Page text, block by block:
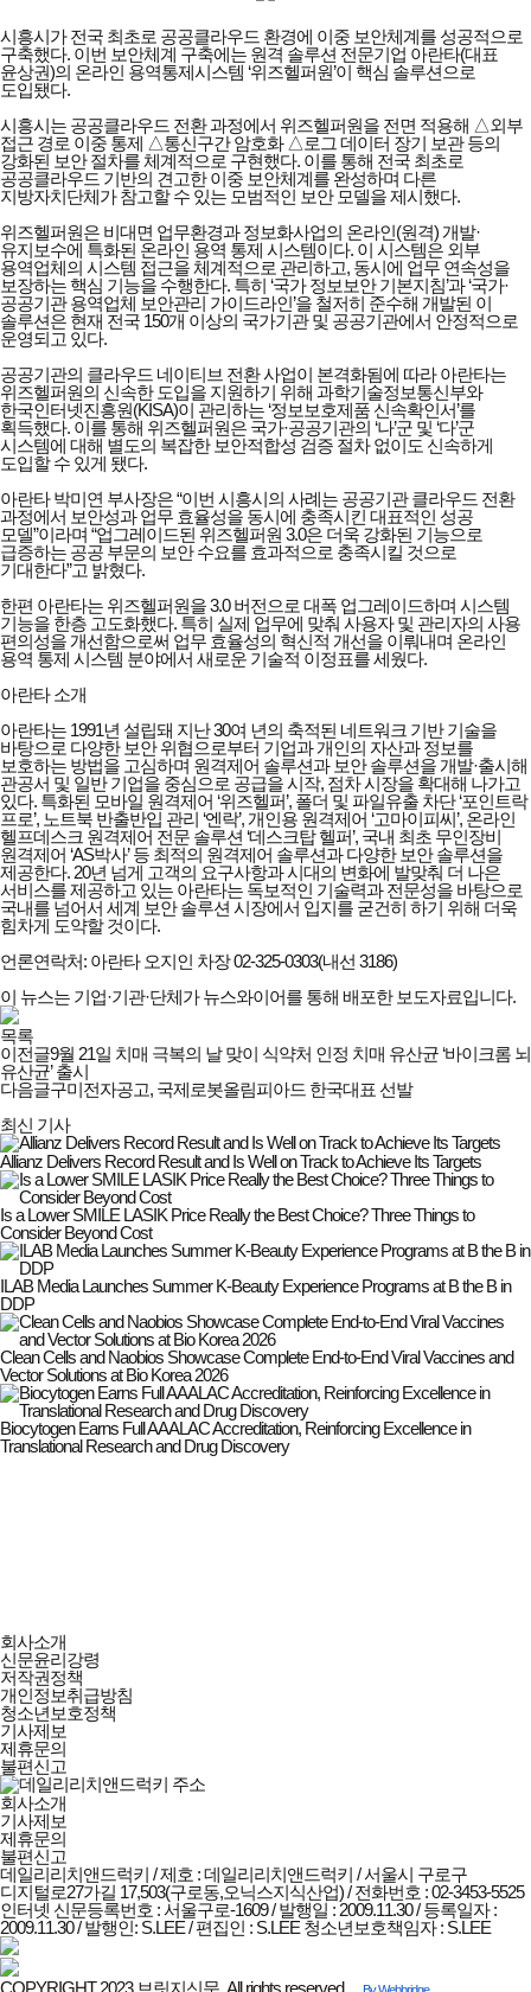
시흥시가 전국 최초로 공공클라우드 환경에 이중 보안체계를 성공적으로
구축했다. 이번 보안체계 구축에는 원격 솔루션 전문기업 아란타(대표
윤상권)의 온라인 용역통제시스템 ‘위즈헬퍼원’이 핵심 솔루션으로
도입됐다.
시흥시는 공공클라우드 전환 과정에서 위즈헬퍼원을 전면 적용해 △외부
접근 경로 이중 통제 △통신구간 암호화 △로그 데이터 장기 보관 등의
강화된 보안 절차를 체계적으로 구현했다. 이를 통해 전국 최초로
공공클라우드 기반의 견고한 이중 보안체계를 완성하며 다른
지방자치단체가 참고할 수 있는 모범적인 보안 모델을 제시했다.
위즈헬퍼원은 비대면 업무환경과 정보화사업의 온라인(원격) 개발·
유지보수에 특화된 온라인 용역 통제 시스템이다. 이 시스템은 외부
용역업체의 시스템 접근을 체계적으로 관리하고, 동시에 업무 연속성을
보장하는 핵심 기능을 수행한다. 특히 ‘국가 정보보안 기본지침’과 ‘국가·
공공기관 용역업체 보안관리 가이드라인’을 철저히 준수해 개발된 이
솔루션은 현재 전국 150개 이상의 국가기관 및 공공기관에서 안정적으로
운영되고 있다.
공공기관의 클라우드 네이티브 전환 사업이 본격화됨에 따라 아란타는
위즈헬퍼원의 신속한 도입을 지원하기 위해 과학기술정보통신부와
한국인터넷진흥원(KISA)이 관리하는 ‘정보보호제품 신속확인서’를
획득했다. 이를 통해 위즈헬퍼원은 국가·공공기관의 ‘나’군 및 ‘다’군
시스템에 대해 별도의 복잡한 보안적합성 검증 절차 없이도 신속하게
도입할 수 있게 됐다.
아란타 박미연 부사장은 “이번 시흥시의 사례는 공공기관 클라우드 전환
과정에서 보안성과 업무 효율성을 동시에 충족시킨 대표적인 성공
모델”이라며 “업그레이드된 위즈헬퍼원 3.0은 더욱 강화된 기능으로
급증하는 공공 부문의 보안 수요를 효과적으로 충족시킬 것으로
기대한다”고 밝혔다.
한편 아란타는 위즈헬퍼원을 3.0 버전으로 대폭 업그레이드하며 시스템
기능을 한층 고도화했다. 특히 실제 업무에 맞춰 사용자 및 관리자의 사용
편의성을 개선함으로써 업무 효율성의 혁신적 개선을 이뤄내며 온라인
용역 통제 시스템 분야에서 새로운 기술적 이정표를 세웠다.
아란타 소개
아란타는 1991년 설립돼 지난 30여 년의 축적된 네트워크 기반 기술을
바탕으로 다양한 보안 위협으로부터 기업과 개인의 자산과 정보를
보호하는 방법을 고심하며 원격제어 솔루션과 보안 솔루션을 개발·출시해
관공서 및 일반 기업을 중심으로 공급을 시작, 점차 시장을 확대해 나가고
있다. 특화된 모바일 원격제어 ‘위즈헬퍼’, 폴더 및 파일유출 차단 ‘포인트락
프로’, 노트북 반출반입 관리 ‘엔락’, 개인용 원격제어 ‘고마이피씨’, 온라인
헬프데스크 원격제어 전문 솔루션 ‘데스크탑 헬퍼’, 국내 최초 무인장비
원격제어 ‘AS박사’ 등 최적의 원격제어 솔루션과 다양한 보안 솔루션을
제공한다. 20년 넘게 고객의 요구사항과 시대의 변화에 발맞춰 더 나은
서비스를 제공하고 있는 아란타는 독보적인 기술력과 전문성을 바탕으로
국내를 넘어서 세계 보안 솔루션 시장에서 입지를 굳건히 하기 위해 더욱
힘차게 도약할 것이다.
언론연락처: 아란타 오지인 차장 02-325-0303(내선 3186)
이 뉴스는 기업·기관·단체가 뉴스와이어를 통해 배포한 보도자료입니다.
목록
이전글9월 21일 치매 극복의 날 맞이 식약처 인정 치매 유산균 ‘바이크롬 뇌
유산균’ 출시
다음글구미전자공고, 국제로봇올림피아드 한국대표 선발
최신 기사
Allianz Delivers Record Result and Is Well on Track to Achieve Its Targets
Is a Lower SMILE LASIK Price Really the Best Choice? Three Things to
Consider Beyond Cost
ILAB Media Launches Summer K-Beauty Experience Programs at B the B in
DDP
Clean Cells and Naobios Showcase Complete End-to-End Viral Vaccines and
Vector Solutions at Bio Korea 2026
Biocytogen Earns Full AAALAC Accreditation, Reinforcing Excellence in
Translational Research and Drug Discovery
데일리리치앤드럭키
회사소개
및
정책안내
회사소개
신문윤리강령
저작권정책
개인정보취급방침
청소년보호정책
기사제보
제휴문의
불편신고
회사소개
기사제보
제휴문의
불편신고
데일리리치앤드럭키 / 제호 : 데일리리치앤드럭키 /서울시 구로구
디지털로27가길 17,503(구로동,오닉스지식산업) / 전화번호 : 02-3453-5525
인터넷 신문등록번호 : 서울구로-1609 / 발행일 : 2009.11.30 / 등록일자 :
2009.11.30 / 발행인: S.LEE / 편집인 : S.LEE 청소년보호책임자 : S.LEE
COPYRIGHT 2023 브릿지신문. All rights reserved.